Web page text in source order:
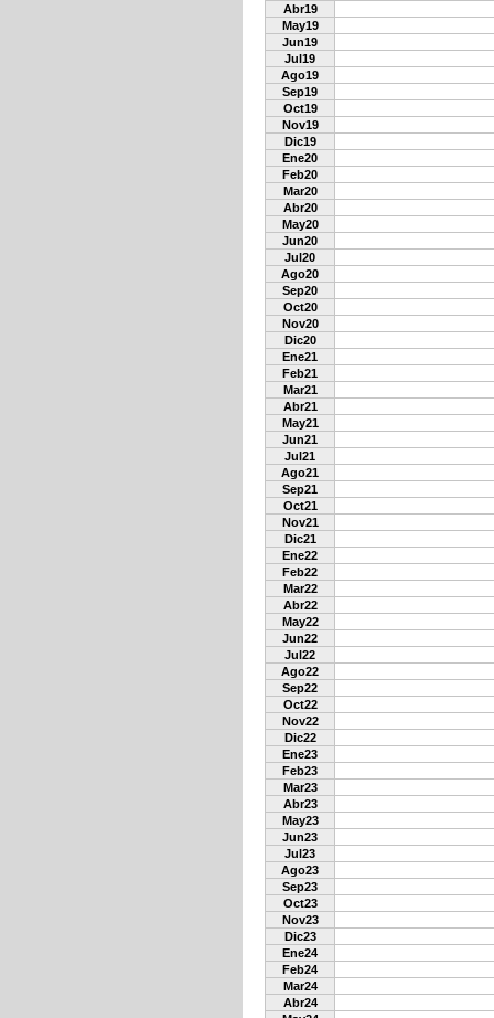
Abr19
May19
Jun19
Jul19
Ago19
Sep19
Oct19
Nov19
Dic19
Ene20
Feb20
Mar20
Abr20
May20
Jun20
Jul20
Ago20
Sep20
Oct20
Nov20
Dic20
Ene21
Feb21
Mar21
Abr21
May21
Jun21
Jul21
Ago21
Sep21
Oct21
Nov21
Dic21
Ene22
Feb22
Mar22
Abr22
May22
Jun22
Jul22
Ago22
Sep22
Oct22
Nov22
Dic22
Ene23
Feb23
Mar23
Abr23
May23
Jun23
Jul23
Ago23
Sep23
Oct23
Nov23
Dic23
Ene24
Feb24
Mar24
Abr24